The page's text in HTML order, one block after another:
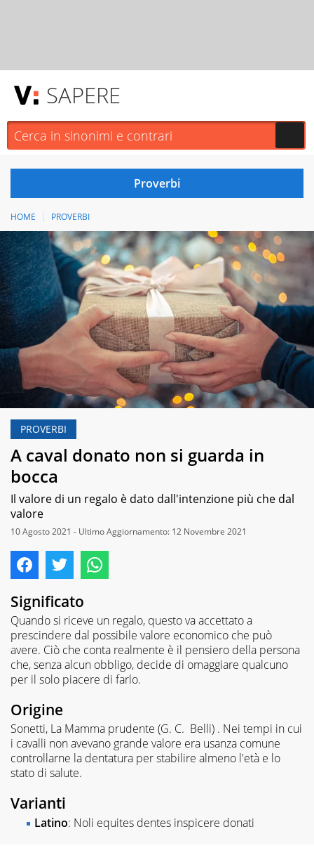
SAPERE
HOME PROVERBI
PROVERBI
A caval donato non si guarda in
bocca
Il valore di un regalo è dato dall'intenzione più che dal
valore
10 Agosto 2021 - Ultimo Aggiornamento: 12 Novembre 2021
Significato
Quando si riceve un regalo, questo va accettato a
prescindere dal possibile valore economico che può
avere. Ciò che conta realmente è il pensiero della persona
che, senza alcun obbligo, decide di omaggiare qualcuno
per il solo piacere di farlo.
Origine
Sonetti, La Mamma prudente (G. C. Belli) . Nei tempi in cui
i cavalli non avevano grande valore era usanza comune
controllarne la dentatura per stabilire almeno l'età e lo
stato di salute.
Varianti
Latino: Noli equites dentes inspicere donati